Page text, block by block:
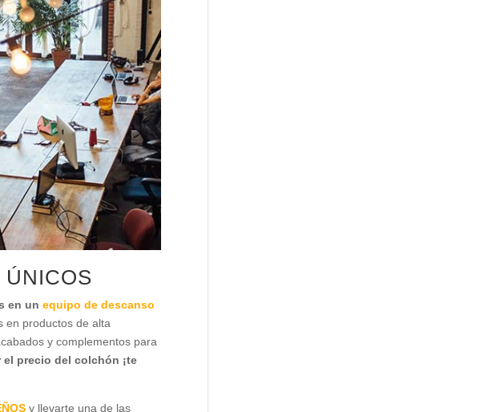
ÚNICOS
en unequipo de descanso
en productos de alta
y complementos para
precio del colchón ¡te
y llevarte una de las